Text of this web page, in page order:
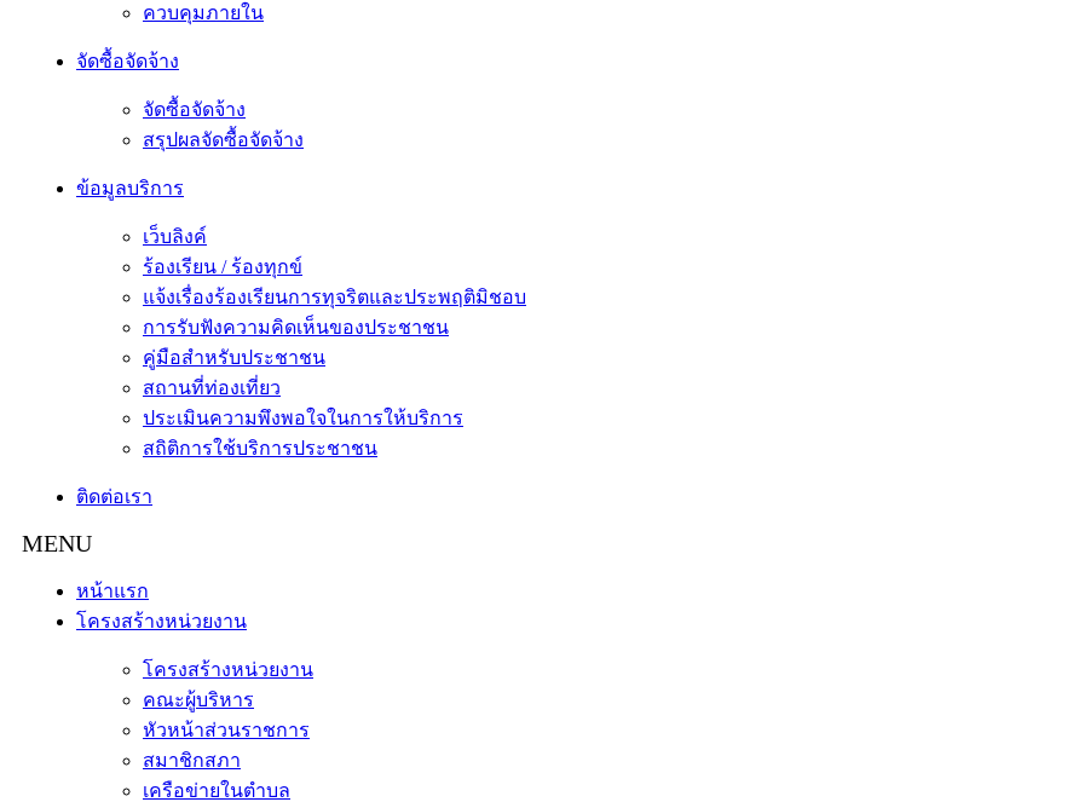
ควบคุมภายใน
จัดซื้อจัดจ้าง
จัดซื้อจัดจ้าง
สรุปผลจัดซื้อจัดจ้าง
ข้อมูลบริการ
เว็บลิงค์
ร้องเรียน / ร้องทุกข์
แจ้งเรื่องร้องเรียนการทุจริตและประพฤติมิชอบ
การรับฟังความคิดเห็นของประชาชน
คู่มือสำหรับประชาชน
สถานที่ท่องเที่ยว
ประเมินความพึงพอใจในการให้บริการ
สถิติการใช้บริการประชาชน
ติดต่อเรา
หน้าแรก
โครงสร้างหน่วยงาน
โครงสร้างหน่วยงาน
คณะผู้บริหาร
หัวหน้าส่วนราชการ
สมาชิกสภา
เครือข่ายในตำบล